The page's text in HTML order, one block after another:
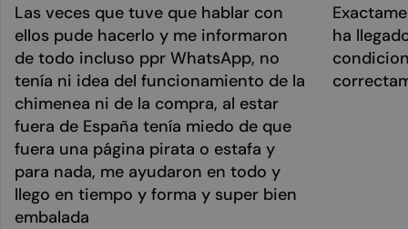
Las veces que tuve que hablar con
ellos pude hacerlo y me informaron
de todo incluso ppr WhatsApp, no
tenía ni idea del funcionamiento de la
chimenea ni de la compra, al estar
fuera de España tenía miedo de que
fuera una página pirata o estafa y
para nada, me ayudaron en todo y
llego en tiempo y forma y super bien
embalada
ha